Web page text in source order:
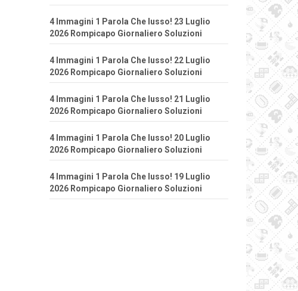
4 Immagini 1 Parola Che lusso! 23 Luglio
2026 Rompicapo Giornaliero Soluzioni
4 Immagini 1 Parola Che lusso! 22 Luglio
2026 Rompicapo Giornaliero Soluzioni
4 Immagini 1 Parola Che lusso! 21 Luglio
2026 Rompicapo Giornaliero Soluzioni
4 Immagini 1 Parola Che lusso! 20 Luglio
2026 Rompicapo Giornaliero Soluzioni
4 Immagini 1 Parola Che lusso! 19 Luglio
2026 Rompicapo Giornaliero Soluzioni